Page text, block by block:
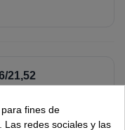
21,52
fines de
Las redes sociales y las